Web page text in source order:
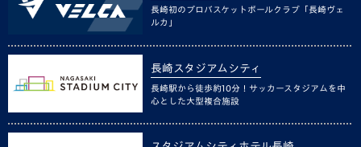
長崎初のプロバスケットボールクラブ「長崎ヴェ
ルカ」
長崎スタジアムシティ
長崎駅から徒歩約10分！サッカースタジアムを中
心とした大型複合施設